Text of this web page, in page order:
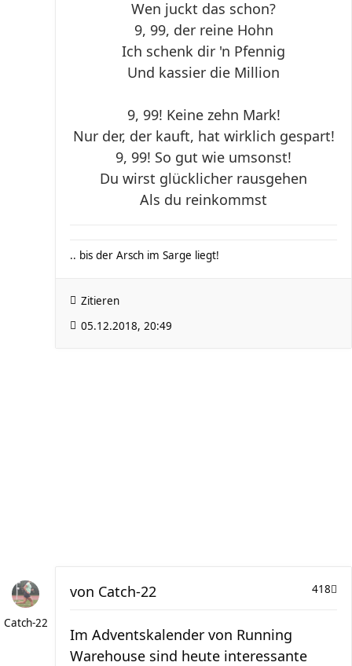
Wen juckt das schon?
9, 99, der reine Hohn
Ich schenk dir 'n Pfennig
Und kassier die Million
9, 99! Keine zehn Mark!
Nur der, der kauft, hat wirklich gespart!
9, 99! So gut wie umsonst!
Du wirst glücklicher rausgehen
Als du reinkommst
.. bis der Arsch im Sarge liegt!
Zitieren
05.12.2018, 20:49
Catch-22
418
von Catch-22
Im Adventskalender von Running
Warehouse sind heute interessante